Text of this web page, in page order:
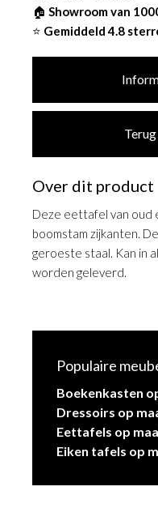
Populaire
Boekenkasten
Dressoirs op
Eettafels op
Eiken tafels op
🏠 Showroom van
⭐ Gemiddeld 4.8
Over dit product
Deze eettafel van oud
boomstam zijkanten.
geroeste staal. Kan in
worden geleverd.